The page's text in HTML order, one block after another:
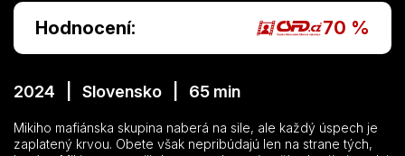
Hodnocení: 70 %
2024 | Slovensko | 65 min
Mikiho mafiánska skupina naberá na sile, ale každý úspech je
zaplatený krvou. Obete však nepribúdajú len na strane tých,